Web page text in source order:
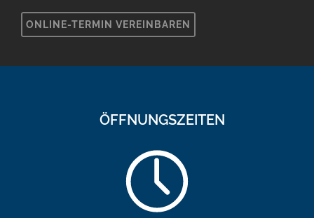
ONLINE-TERMIN VEREINBAREN
ÖFFNUNGSZEITEN